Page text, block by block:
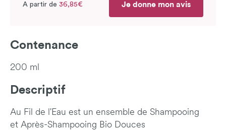
A partir de 36,85€ Je donne mon avis
Contenance
200 ml
Descriptif
Au Fil de l'Eau est un ensemble de Shampooing
et Après-Shampooing Bio Douces